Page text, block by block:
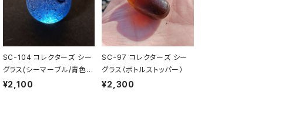
SC-104 コレクターズ シー
グラス(シーマーブル/青色
系）
¥2,100
SC-97 コレクターズ シー
グラス（ボトルストッパー）
¥2,300